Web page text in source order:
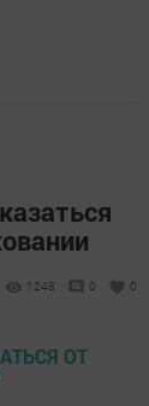
1248 0 0